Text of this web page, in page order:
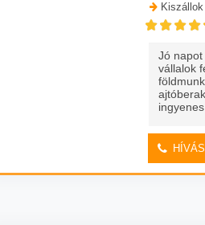
Jó
vállalok
ingyenes